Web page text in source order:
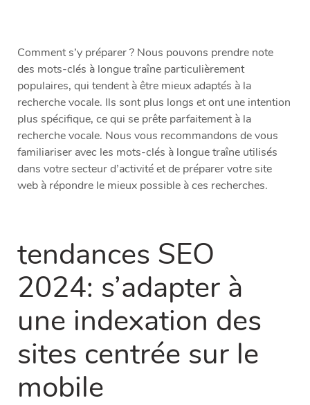
Comment s’y préparer ? Nous pouvons prendre note
des mots-clés à longue traîne particulièrement
populaires, qui tendent à être mieux adaptés à la
recherche vocale. Ils sont plus longs et ont une intention
plus spécifique, ce qui se prête parfaitement à la
recherche vocale. Nous vous recommandons de vous
familiariser avec les mots-clés à longue traîne utilisés
dans votre secteur d’activité et de préparer votre site
web à répondre le mieux possible à ces recherches.
tendances SEO
2024: s’adapter à
une indexation des
sites centrée sur le
mobile